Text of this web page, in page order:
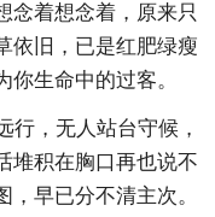
念着想念着，原来只
依旧，已是红肥绿瘦
生命中的过客。
行，无人站台守候，
堆积在胸口再也说不
早已分不清主次。